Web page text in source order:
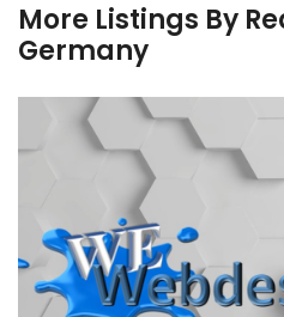
More Listings By
Germany